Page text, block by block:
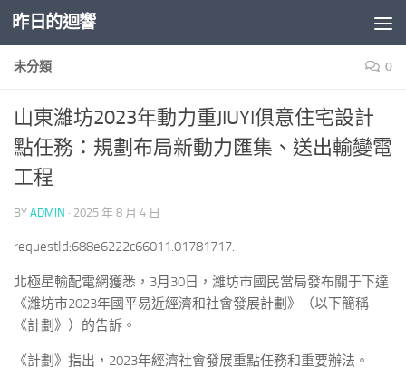
Skip to content
昨日的迴響
未分類 0
山東濰坊2023年動力重JIUYI俱意住宅設計
點任務：規劃布局新動力匯集、送出輸變電
工程
BY ADMIN · 2025 年 8 月 4 日
requestId:688e6222c66011.01781717.
北極星輸配電網獲悉，3月30日，濰坊市國民當局發布關于下達
《濰坊市2023年國平易近經濟和社會發展計劃》（以下簡稱
《計劃》）的告訴。
《計劃》指出，2023年經濟社會發展重點任務和重要辦法。